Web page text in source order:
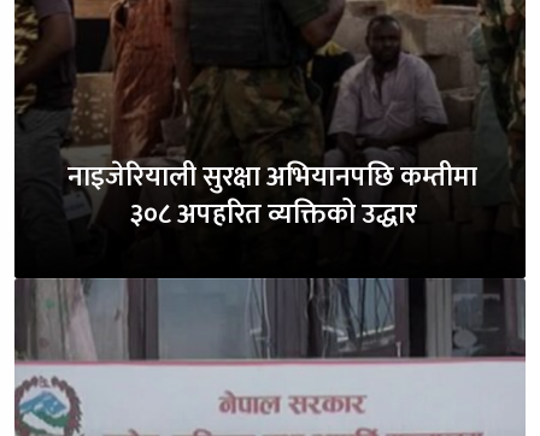
नाइजेरियाली सुरक्षा अभियानपछि कम्तीमा
३०८ अपहरित व्यक्तिको उद्धार